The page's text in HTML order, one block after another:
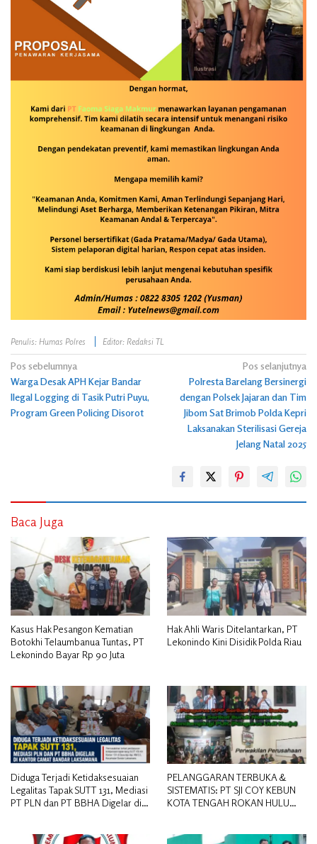
Penulis: Humas Polres Editor: Redaksi TL
Navigasi
pos
Pos sebelumnya
Warga Desak APH Kejar Bandar
Ilegal Logging di Tasik Putri Puyu,
Program Green Policing Disorot
Pos selanjutnya
Polresta Barelang Bersinergi
dengan Polsek Jajaran dan Tim
Jibom Sat Brimob Polda Kepri
Laksanakan Sterilisasi Gereja
Jelang Natal 2025
Baca Juga
Kasus Hak Pesangon Kematian
Botokhi Telaumbanua Tuntas, PT
Lekonindo Bayar Rp 90 Juta
Hak Ahli Waris Ditelantarkan, PT
Lekonindo Kini Disidik Polda Riau
Diduga Terjadi Ketidaksesuaian
Legalitas Tapak SUTT 131, Mediasi
PT PLN dan PT BBHA Digelar di
PELANGGARAN TERBUKA &
SISTEMATIS: PT SJI COY KEBUN
KOTA TENGAH ROKAN HULU